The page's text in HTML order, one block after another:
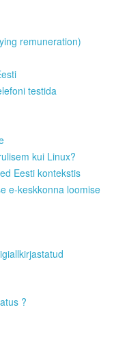
remuneration)
testida
kui Linux?
Eesti kontekstis
e-keskkonna loomise
?